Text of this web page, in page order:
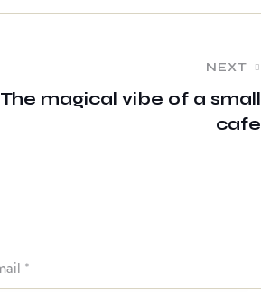
NEXT
The magical vibe of a small
cafe